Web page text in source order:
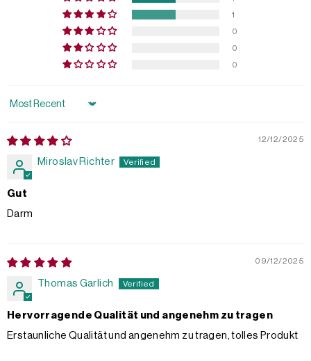
1
0
0
0
Sort by
12/12/2025
Miroslav Richter
Gut
Darm
09/12/2025
Thomas Garlich
Hervorragende Qualität und angenehm zu tragen
Erstaunliche Qualität und angenehm zu tragen, tolles Produkt